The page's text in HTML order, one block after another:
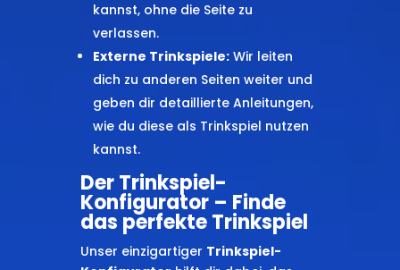
kannst, ohne die Seite zu
verlassen.
Externe Trinkspiele:Wir leiten
dich zu anderen Seiten weiter und
geben dir detaillierte Anleitungen,
wie du diese als Trinkspiel nutzen
kannst.
Der Trinkspiel-
Konfigurator – Finde
das perfekte Trinkspiel
Unser einzigartiger Trinkspiel-